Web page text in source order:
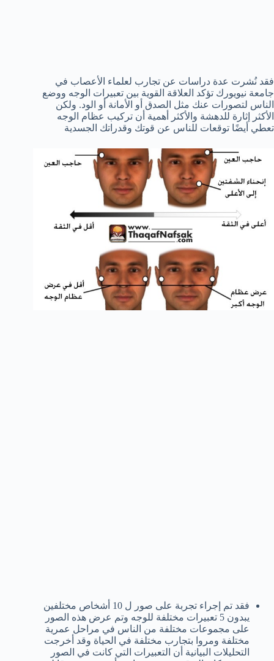
فقد نُشرت عدة دراسات عن تجارب لعلماء الأعصاب في
جامعة نيويورك تؤكد العلاقة القوية بين تعبيرات الوجه ووضع
الناس لتصورات عنك مثل الصدق أو الأمانة أو الود. ولكن
الأكثر إثارة للدهشة والأكثر أهمية أن تركيب عظام الوجه
تعطي أيضًا توقعات للناس عن قوتك وقدراتك الجسدية
فقد تم إجراء تجربة على صور ل 10 أشخاص مختلفين
يبدون 5 تعبيرات مختلفة للوجه وتم عرض هذه الصور
على مجموعات مختلفة من الناس في مراحل عمرية
مختلفة ومروا بتجارب مختلفة في الحياة وقد أخرجت
التحليلات البيانية أن التعبيرات التي كانت في الصور